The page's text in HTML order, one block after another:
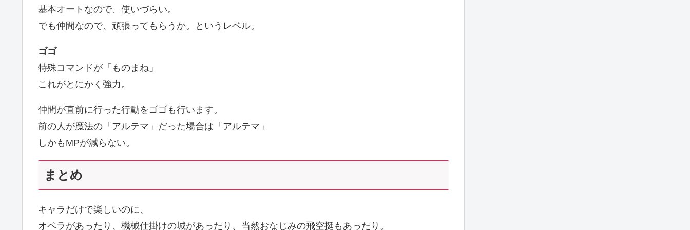
基本オートなので、使いづらい。
でも仲間なので、頑張ってもらうか。というレベル。
ゴゴ
特殊コマンドが「ものまね」
これがとにかく強力。
仲間が直前に行った行動をゴゴも行います。
前の人が魔法の「アルテマ」だった場合は「アルテマ」
しかもMPが減らない。
まとめ
キャラだけで楽しいのに、
オペラがあったり、機械仕掛けの城があったり、当然おなじみの飛空挺もあったり。